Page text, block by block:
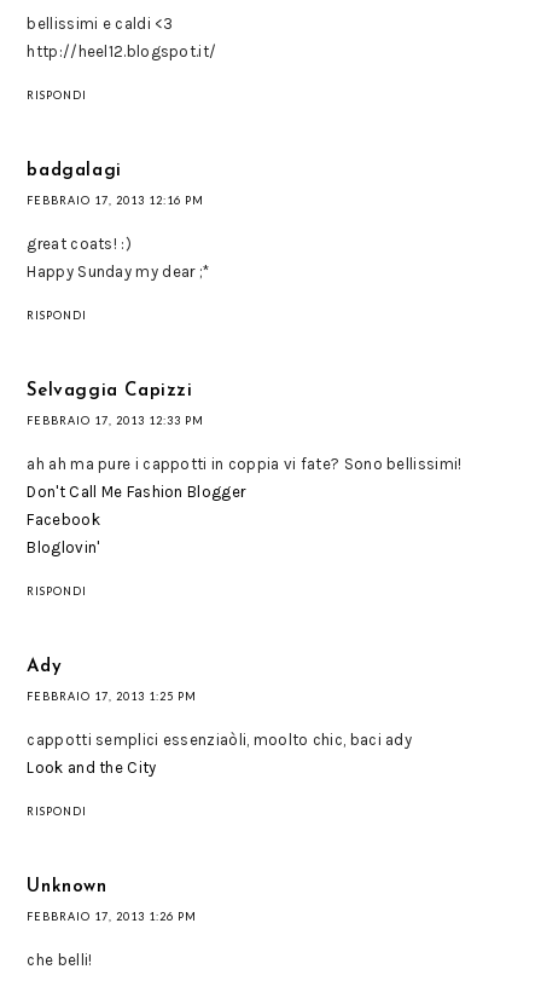
bellissimi e caldi <3
http://heel12.blogspot.it/
RISPONDI
badgalagi
FEBBRAIO 17, 2013 12:16 PM
great coats! :)
Happy Sunday my dear ;*
RISPONDI
Selvaggia Capizzi
FEBBRAIO 17, 2013 12:33 PM
ah ah ma pure i cappotti in coppia vi fate? Sono bellissimi!
Don't Call Me Fashion Blogger
Facebook
Bloglovin'
RISPONDI
Ady
FEBBRAIO 17, 2013 1:25 PM
cappotti semplici essenziaòli, moolto chic, baci ady
Look and the City
RISPONDI
Unknown
FEBBRAIO 17, 2013 1:26 PM
che belli!